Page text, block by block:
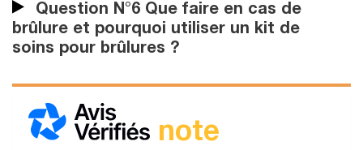
Question N°6 Que faire en cas de
brûlure et pourquoi utiliser un kit de
soins pour brûlures ?
note